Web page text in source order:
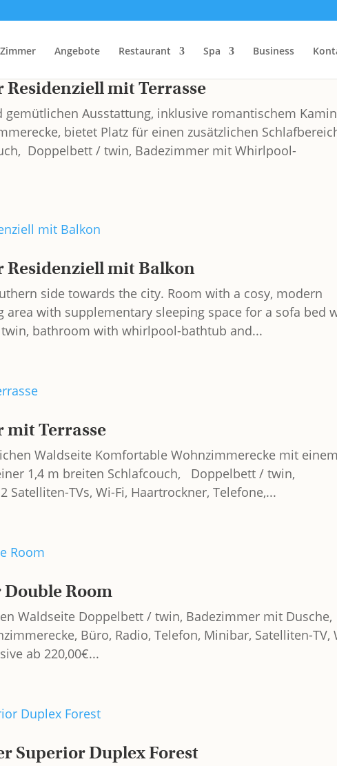
Zimmer Angebote Restaurant Spa Business
mit Terrasse
Ausstattung, inklusive romantischem Kamin
bietet Platz für einen zusätzlichen
Doppelbett / twin, Badezimmer mit Whirlpool-
mit Balkon
side towards the city. Room with a cosy, modern
with supplementary sleeping space for a sofa bed
bathroom with whirlpool-bathtub and...
mit Terrasse
Waldseite Komfortable Wohnzimmerecke mit
1,4 m breiten Schlafcouch, Doppelbett / twin,
Satelliten-TVs, Wi-Fi, Haartrockner, Telefone,...
Room
Waldseite Doppelbett / twin, Badezimmer mit Dusche,
Büro, Radio, Telefon, Minibar, Satelliten-TV,
ab 220,00€...
Superior Duplex Forest